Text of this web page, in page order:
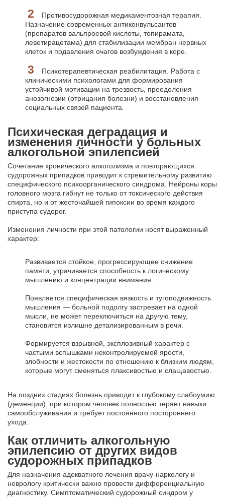
Противосудорожная медикаментозная терапия.
Назначение современных антиконвульсантов
(препаратов вальпроевой кислоты, топирамата,
леветирацетама) для стабилизации мембран нервных
клеток и подавления очагов возбуждения в коре.
Психотерапевтическая реабилитация. Работа с
клиническими психологами для формирования
устойчивой мотивации на трезвость, преодоления
анозогнозии (отрицания болезни) и восстановления
социальных связей пациента.
Психическая деградация и
изменения личности у больных
алкогольной эпилепсией
Сочетание хронического алкоголизма и повторяющихся
судорожных припадков приводит к стремительному развитию
специфического психоорганического синдрома. Нейроны коры
головного мозга гибнут не только от токсического действия
спирта, но и от жесточайшей гипоксии во время каждого
приступа судорог.
Изменения личности при этой патологии носят выраженный
характер:
Развивается стойкое, прогрессирующее снижение
памяти, утрачивается способность к логическому
мышлению и концентрации внимания.
Появляется специфическая вязкость и тугоподвижность
мышления — больной подолгу застревает на одной
мысли, не может переключиться на другую тему,
становится излишне детализированным в речи.
Формируется взрывной, эксплозивный характер с
частыми вспышками неконтролируемой ярости,
злобности и жестокости по отношению к близким людям,
которые могут сменяться плаксивостью и слащавостью.
На поздних стадиях болезнь приводит к глубокому слабоумию
(деменции), при котором человек полностью теряет навыки
самообслуживания и требует постоянного постороннего
ухода.
Как отличить алкогольную
эпилепсию от других видов
судорожных припадков
Для назначения адекватного лечения врачу-наркологу и
неврологу критически важно провести дифференциальную
диагностику. Симптоматический судорожный синдром у